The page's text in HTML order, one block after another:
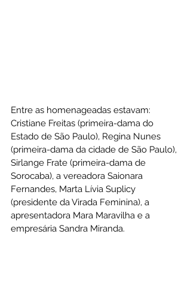
Entre as homenageadas estavam:
Cristiane Freitas (primeira-dama do
Estado de São Paulo), Regina Nunes
(primeira-dama da cidade de São Paulo),
Sirlange Frate (primeira-dama de
Sorocaba), a vereadora Saionara
Fernandes, Marta Lívia Suplicy
(presidente da Virada Feminina), a
apresentadora Mara Maravilha e a
empresária Sandra Miranda.